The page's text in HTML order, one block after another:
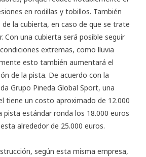
en rodillas y tobillos. También
la cubierta, en caso de que se trate
Con una cubierta será posible seguir
extremas, como lluvia
esto también aumentará el
de la pista. De acuerdo con la
Grupo Pineda Global Sport, una
tiene un costo aproximado de 12.000
pista estándar ronda los 18.000 euros
alrededor de 25.000 euros.
según esta misma empresa,